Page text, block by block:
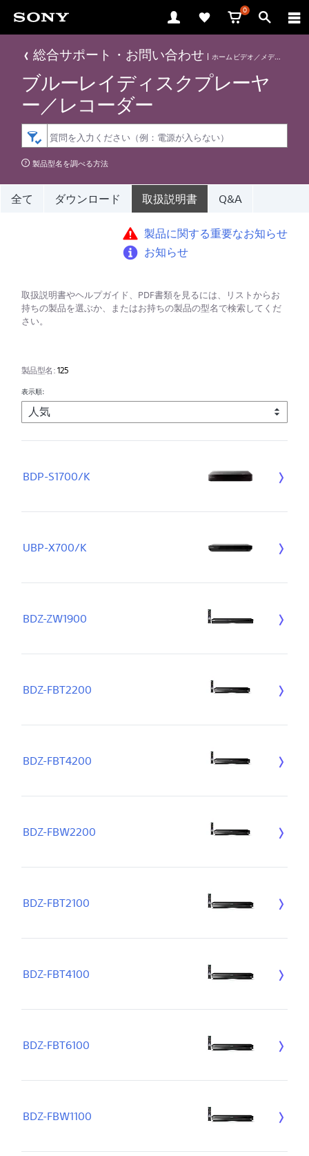
0
総合サポート・お問い合わせ ホームビデオ／メディアプレーヤー
ブルーレイディスクプレーヤ
ー／レコーダー
製品型名を調べる方法
全て ダウンロード 取扱説明書 Q&A
製品に関する重要なお知らせ
お知らせ
取扱説明書やヘルプガイド、PDF書類を見るには、リストからお
持ちの製品を選ぶか、またはお持ちの製品の型名で検索してくだ
さい。
製品型名:125
表示順:
BDP-S1700/K
UBP-X700/K
BDZ-ZW1900
BDZ-FBT2200
BDZ-FBT4200
BDZ-FBW2200
BDZ-FBT2100
BDZ-FBT4100
BDZ-FBT6100
BDZ-FBW1100